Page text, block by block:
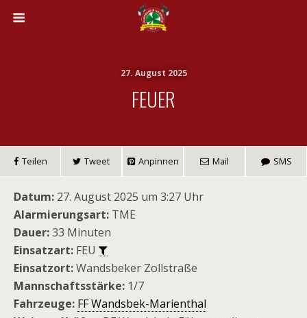
27. August 2025
FEUER
Teilen Tweet Anpinnen Mail SMS
Datum: 27. August 2025 um 3:27 Uhr
Alarmierungsart: TME
Dauer:33 Minuten
Einsatzart: FEU
Einsatzort:Wandsbeker Zollstraße
Mannschaftsstärke: 1/7
Fahrzeuge: FF Wandsbek-Marienthal